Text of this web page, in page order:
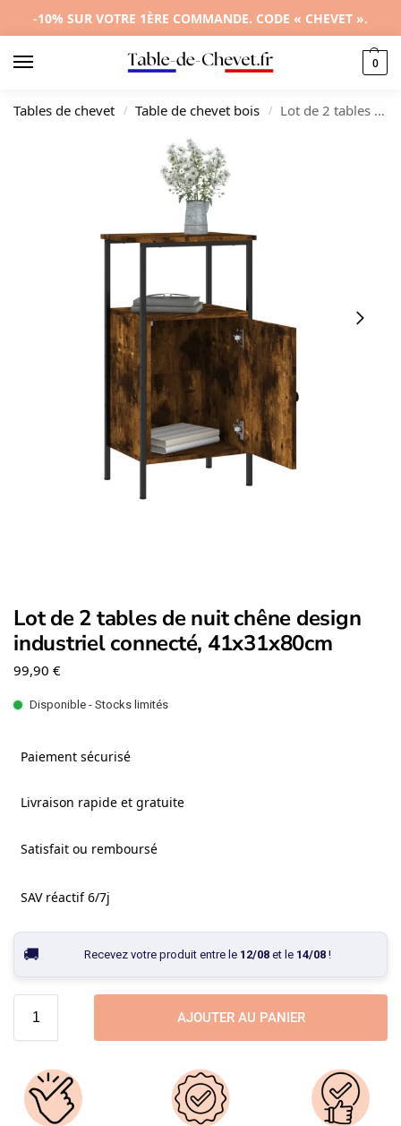
-10% SUR VOTRE 1ÈRE COMMANDE. CODE « CHEVET ».
0
Tables de chevet / Table de chevet bois / Lot de 2 tables de nuit chêne design industriel connecté, 41x31x80cm
Lot de 2 tables de nuit chêne design
industriel connecté, 41x31x80cm
99,90 €
Disponible - Stocks limités
Paiement sécurisé
Livraison rapide et gratuite
Satisfait ou remboursé
SAV réactif 6/7j
Recevez votre produit entre le 12/08et le 14/08!
AJOUTER AU PANIER